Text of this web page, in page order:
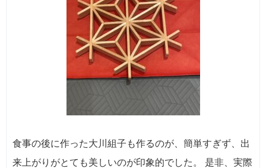
食事の後に作った大川組子も作るのが、簡単すぎず、出
来上がりがとても美しいのが印象的でした。 是非、実際